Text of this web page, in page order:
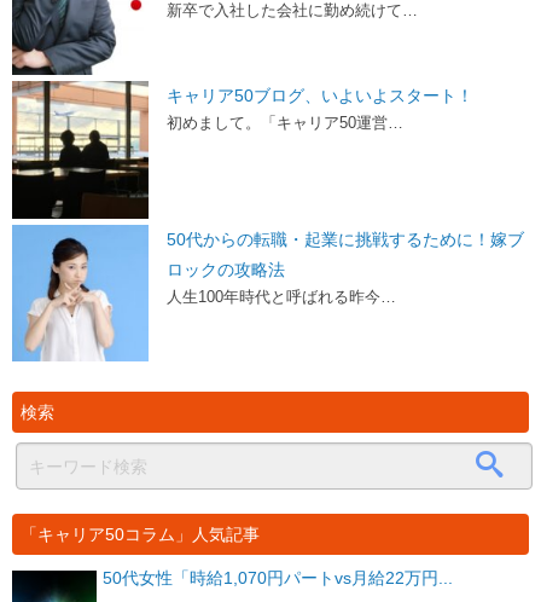
新卒で入社した会社に勤め続けて…
キャリア50ブログ、いよいよスタート！
初めまして。「キャリア50運営…
50代からの転職・起業に挑戦するために！嫁ブ
ロックの攻略法
人生100年時代と呼ばれる昨今…
検索
「キャリア50コラム」人気記事
50代女性「時給1,070円パートvs月給22万円...